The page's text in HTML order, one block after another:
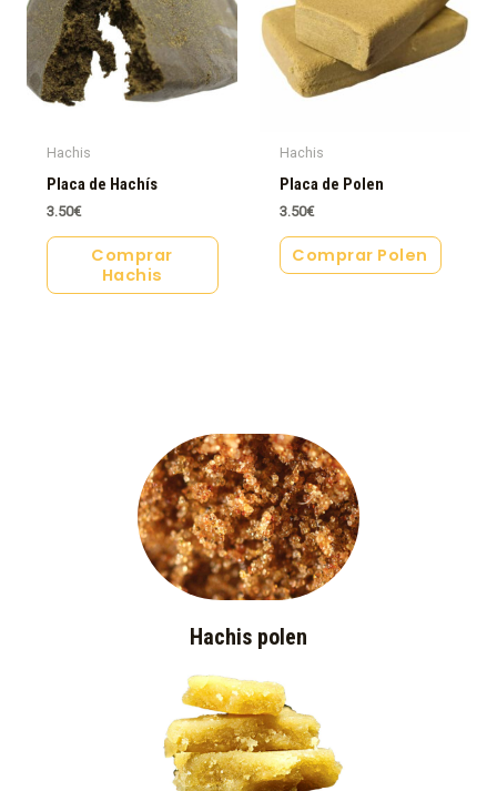
Hachis
Placa de Hachís
3.50€
Comprar
Hachis
Hachis
Placa de Polen
3.50€
Comprar Polen
Hachis polen